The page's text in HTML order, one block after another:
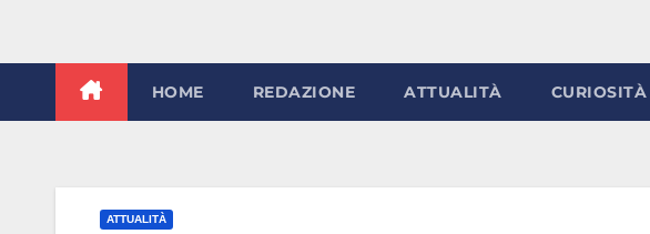
HOME REDAZIONE ATTUALITÀ CURIOSITÀ
ATTUALITÀ